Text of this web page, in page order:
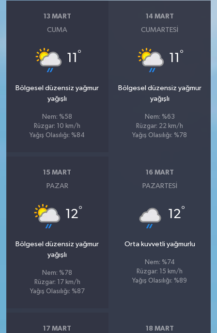
13 MART
CUMA
11 °
Bölgesel düzensiz yağmur
yağışlı
Nem: %58
Rüzgar: 10 km/h
Yağış Olasılığı: %84
14 MART
CUMARTESI
11 °
Bölgesel düzensiz yağmur
yağışlı
Nem: %63
Rüzgar: 22 km/h
Yağış Olasılığı: %78
15 MART
PAZAR
12°
Bölgesel düzensiz yağmur
yağışlı
Nem: %78
Rüzgar: 17 km/h
Yağış Olasılığı: %87
16 MART
PAZARTESI
12°
Orta kuvvetli yağmurlu
Nem: %74
Rüzgar: 15 km/h
Yağış Olasılığı: %89
17 MART 18 MART